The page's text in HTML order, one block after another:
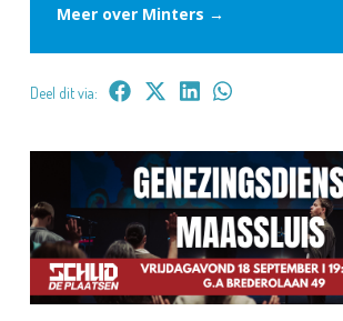
Meer over Minters →
Deel dit via: